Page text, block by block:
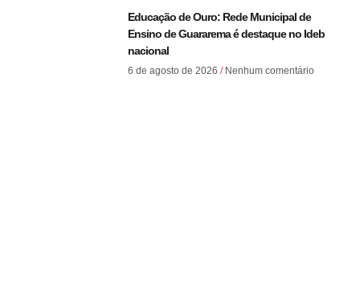
Educação de Ouro: Rede Municipal de
Ensino de Guararema é destaque no Ideb
nacional
6 de agosto de 2026 Nenhum comentário